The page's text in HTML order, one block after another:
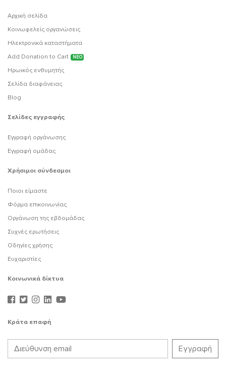
Αρχική σελίδα
Κοινωφελείς οργανώσεις
Ηλεκτρονικά καταστήματα
Add Donation to Cart
ΝΕΟ
Ηρωικός ενθυμητής
Σελίδα διαφάνειας
Blog
Σελίδες εγγραφής
Εγγραφή οργάνωσης
Εγγραφή ομάδας
Χρήσιμοι σύνδεσμοι
Ποιοι είμαστε
Φόρμα επικοινωνίας
Οργάνωση της εβδομάδας
Συχνές ερωτήσεις
Οδηγίες χρήσης
Ευχαριστίες
Κοινωνικά δίκτυα
Κράτα επαφή